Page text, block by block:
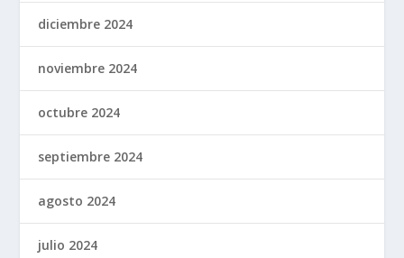
diciembre 2024
noviembre 2024
octubre 2024
septiembre 2024
agosto 2024
julio 2024